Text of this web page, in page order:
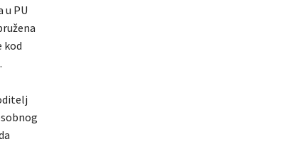
u PU
kod